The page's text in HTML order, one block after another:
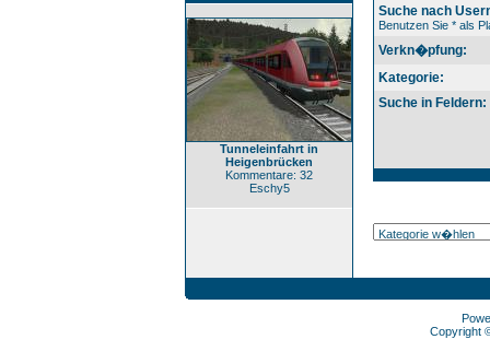
Tunneleinfahrt in
Heigenbrücken
Kommentare: 32
Eschy5
Suche nach
Benutzen Sie * als
Verkn�pfung:
Kategorie:
Suche in Feldern:
Copyright